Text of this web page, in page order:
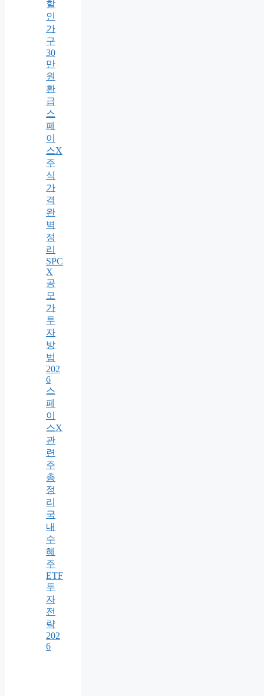
할
인
가
구
30
만
원
환
급
스
페
이
스X
주
식
가
격
완
벽
정
리
SPC
X
공
모
가
투
자
방
법
202
6
스
페
이
스X
관
련
주
총
정
리
국
내
수
혜
주
ETF
투
자
전
략
202
6